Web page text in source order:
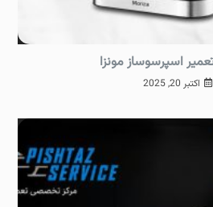
اسپرسوساز مونزا
اکتبر 20, 2025